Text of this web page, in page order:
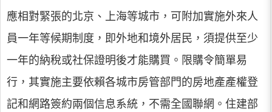
應相對緊張的北京、上海等城市，可附加實施外來人
員一年等候期制度，即外地和境外居民，須提供至少
一年的納稅或社保證明後才能購買。限購令簡單易
行，其實施主要依賴各城市房管部門的房地產產權登
記和網路簽約兩個信息系統，不需全國聯網。住建部